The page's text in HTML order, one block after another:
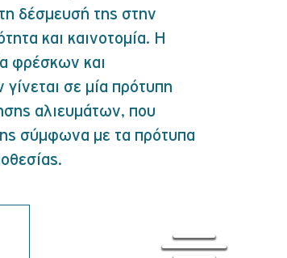
δέσμευσή της στην
και καινοτομία. Η
φρέσκων και
σε μία πρότυπη
αλιευμάτων, που
σύμφωνα με τα πρότυπα